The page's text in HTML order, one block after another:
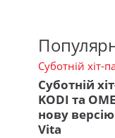
Суботній хіт-
Суботній
KODI та
нову
Vita